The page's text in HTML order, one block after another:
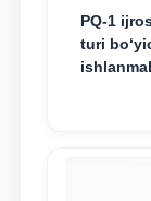
PQ-1
turi